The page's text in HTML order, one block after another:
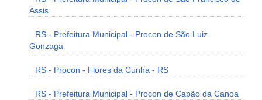
Assis
RS - Prefeitura Municipal - Procon de São Luiz
Gonzaga
RS - Procon - Flores da Cunha - RS
RS - Prefeitura Municipal - Procon de Capão da Canoa